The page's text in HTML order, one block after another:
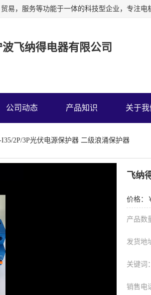
波飞纳得电器有限公司
公司动态 产品知识 关于我
2P/3P光伏电源保护器 二级浪涌保护器
飞纳
价格：
产品数
发货地
关键词：
销售电